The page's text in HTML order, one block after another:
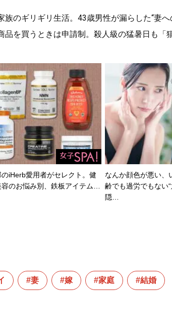
のギリギリ生活。43歳男性が漏らした“妻へ
を買うときは申請制。殺人級の猛暑日も「
iHerb愛用者がセレクト。健
容のお悩み別、鉄板アイテム…
なんか顔色が悪い
齢でも過労でもない
隠…
妻 嫁 家庭 結婚